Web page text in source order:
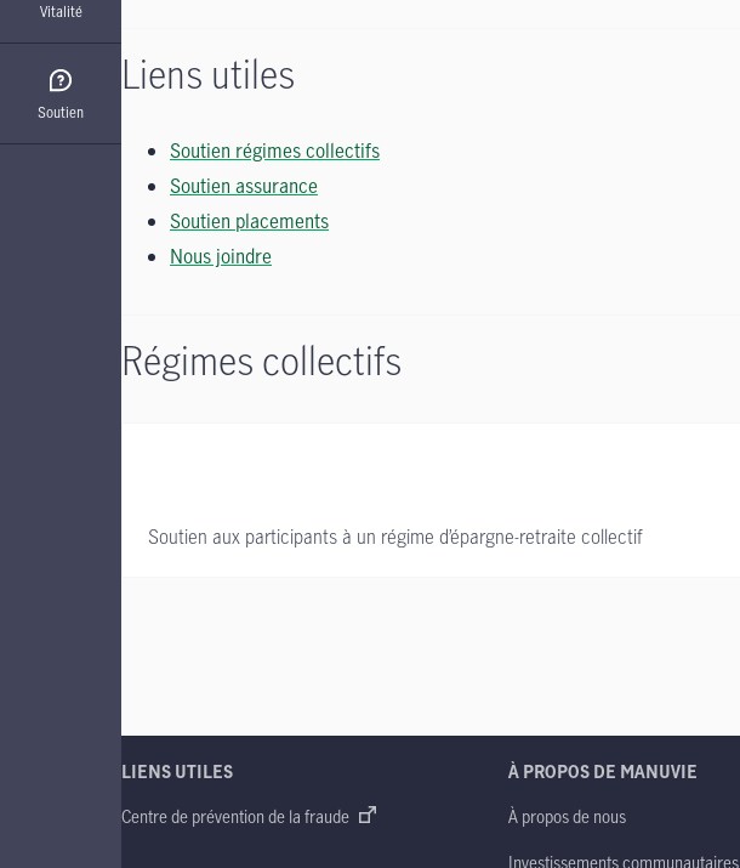
Vitalité
Soutien
Liens utiles
Soutien régimes collectifs
Soutien assurance
Soutien placements
Nous joindre
Régimes collectifs
Soutien aux participants à un régime d’épargne-retraite collectif
LIENS UTILES
Centre de prévention de la fraude
À PROPOS DE MANUVIE
À propos de nous
Investissements communautaires